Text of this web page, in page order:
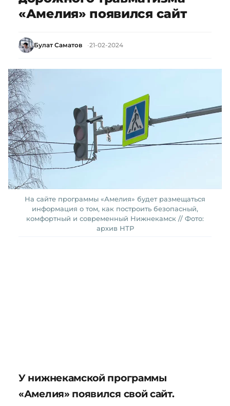
«Амелия» появился сайт
Булат Саматов 21-02-2024
На сайте программы «Амелия» будет размещаться
информация о том, как построить безопасный,
комфортный и современный Нижнекамск // Фото:
архив НТР
У нижнекамской программы
«Амелия» появился свой сайт.